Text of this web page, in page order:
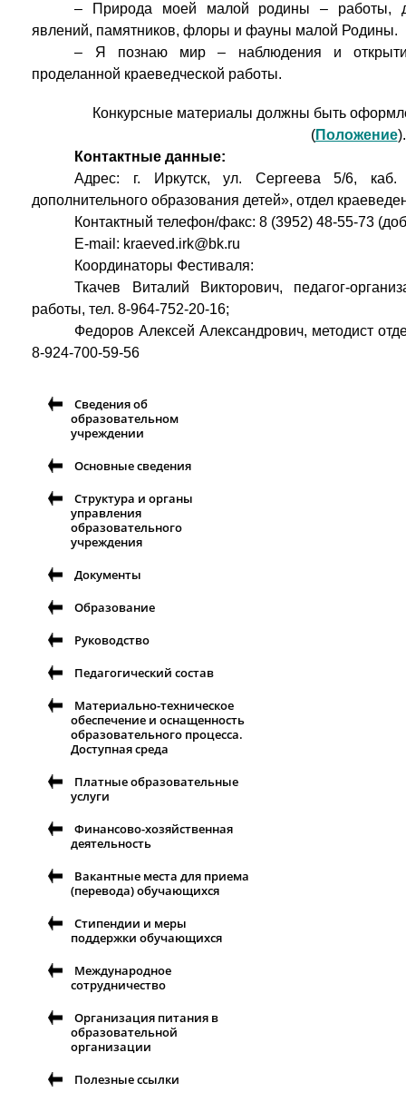
– Природа моей малой родины – работы,
явлений, памятников, флоры и фауны малой Родины.
– Я познаю мир – наблюдения и
проделанной краеведческой работы.
Конкурсные материалы должны быть
(Положение).
Контактные данные:
Адрес: г. Иркутск, ул. Сергеева 5/6,
дополнительного образования детей», отдел
Контактный телефон/факс: 8 (3952) 48-55-73
E-mail: kraeved.irk@bk.ru
Координаторы Фестиваля:
Ткачев Виталий Викторович, педагог-
работы, тел. 8-964-752-20-16;
Федоров Алексей Александрович, методист
8-924-700-59-56
Сведения об
образовательном
учреждении
Основные сведения
Структура и органы
управления
образовательного
учреждения
Документы
Образование
Руководство
Педагогический состав
Материально-техническое
обеспечение и оснащенность
образовательного процесса.
Доступная среда
Платные образовательные
услуги
Финансово-хозяйственная
деятельность
Вакантные места для приема
(перевода) обучающихся
Стипендии и меры
поддержки обучающихся
Международное
сотрудничество
Организация питания в
образовательной
организации
Полезные ссылки